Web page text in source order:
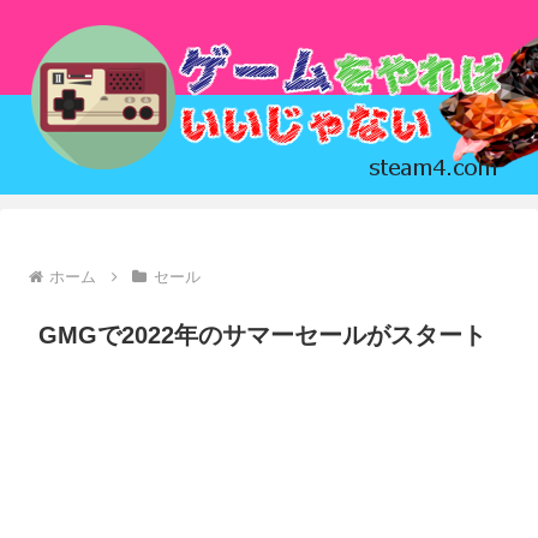
ホーム セール
GMGで2022年のサマーセールがスタート